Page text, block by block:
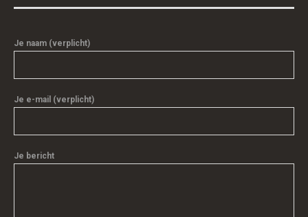
Je naam (verplicht)
Je e-mail (verplicht)
Je bericht